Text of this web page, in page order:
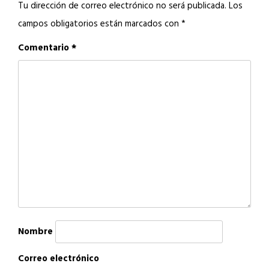
Tu dirección de correo electrónico no será publicada. Los
campos obligatorios están marcados con *
Comentario*
Nombre
Correo electrónico